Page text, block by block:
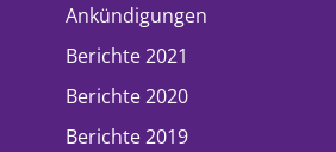
Ankündigungen
Berichte 2021
Berichte 2020
Berichte 2019